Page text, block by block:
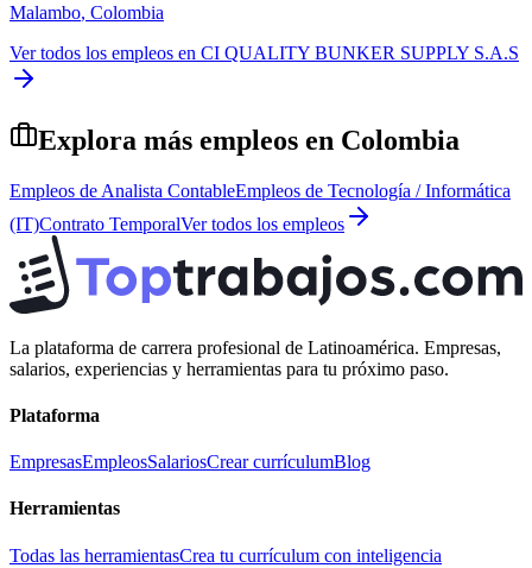
Malambo, Colombia
Ver todos los empleos en CI QUALITY BUNKER SUPPLY S.A.S
Explora más empleos en Colombia
Empleos de Analista ContableEmpleos de Tecnología / Informática
(IT)Contrato TemporalVer todos los empleos
La plataforma de carrera profesional de Latinoamérica. Empresas,
salarios, experiencias y herramientas para tu próximo paso.
Plataforma
EmpresasEmpleosSalariosCrear currículumBlog
Herramientas
Todas las herramientasCrea tu currículum con inteligencia